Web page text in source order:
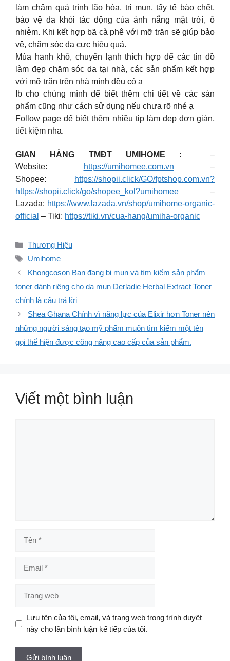
làm chậm quá trình lão hóa, trị mụn, tẩy tế bào chết,
bảo vệ da khỏi tác động của ánh nắng mặt trời, ô
nhiễm. Khi kết hợp bã cà phê với mỡ trăn sẽ giúp bảo
vệ, chăm sóc da cực hiệu quả.
Mùa hanh khô, chuyển lạnh thích hợp để các tín đồ
làm đẹp chăm sóc da tại nhà, các sản phẩm kết hợp
với mỡ trăn trên nhà mình đều có ạ
Ib cho chúng mình để biết thêm chi tiết về các sản
phẩm cũng như cách sử dụng nếu chưa rõ nhé ạ
Follow page để biết thêm nhiều tip làm đẹp đơn giản,
tiết kiệm nha.
GIAN HÀNG TMĐT UMIHOME :
–
Website:
https://umihomee.com.vn –
Shopee:
https://shopii.click/GO/fptshop.com.vn?
https://shopii.click/go/shopee_kol?umihomee –
Lazada: https://www.lazada.vn/shop/umihome-organic-
official – Tiki: https://tiki.vn/cua-hang/umiha-organic
Danh
mục
Thương Hiệu
Thẻ
Umihome
Khongcoson Bạn đang bị mụn và tìm kiếm sản phẩm
toner dành riêng cho da mụn Derladie Herbal Extract Toner
chính là câu trả lời
Shea Ghana Chính vì năng lực của Elixir hơn Toner nên
những người sáng tạo mỹ phẩm muốn tìm kiếm một tên
gọi thể hiện được công năng cao cấp của sản phẩm.
Viết một bình luận
web
Lưu tên của tôi, email, và trang web trong trình duyệt
này cho lần bình luận kế tiếp của tôi.